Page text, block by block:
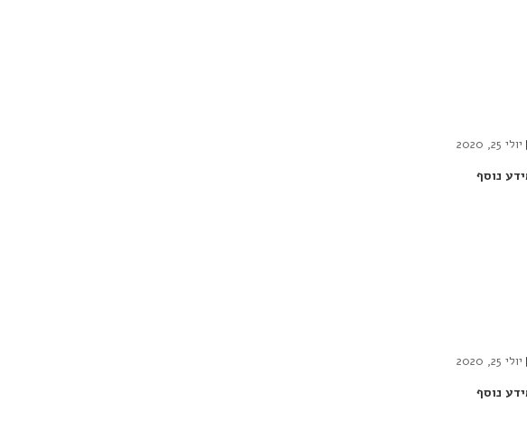
יולי 25, 2020
נוסף
יולי 25, 2020
נוסף